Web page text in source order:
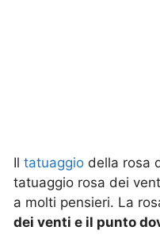
Il tatuaggio della rosa
tatuaggio rosa dei
a molti pensieri. La
dei venti e il punto